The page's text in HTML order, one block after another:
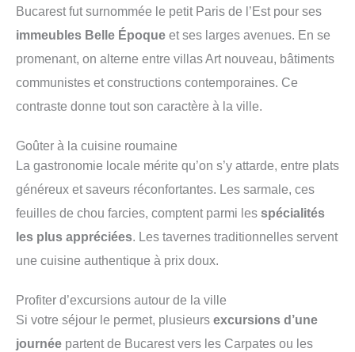
Bucarest fut surnommée le petit Paris de l’Est pour ses
immeubles Belle Époque et ses larges avenues. En se
promenant, on alterne entre villas Art nouveau, bâtiments
communistes et constructions contemporaines. Ce
contraste donne tout son caractère à la ville.
Goûter à la cuisine roumaine
La gastronomie locale mérite qu’on s’y attarde, entre plats
généreux et saveurs réconfortantes. Les sarmale, ces
feuilles de chou farcies, comptent parmi les spécialités
les plus appréciées. Les tavernes traditionnelles servent
une cuisine authentique à prix doux.
Profiter d’excursions autour de la ville
Si votre séjour le permet, plusieurs excursions d’une
journée partent de Bucarest vers les Carpates ou les